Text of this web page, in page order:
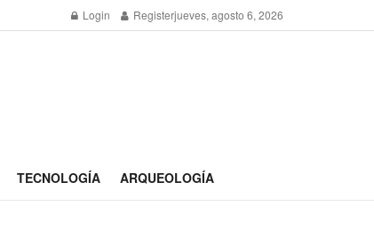
Login Registerjueves, agosto 6, 2026
TECNOLOGÍA ARQUEOLOGÍA